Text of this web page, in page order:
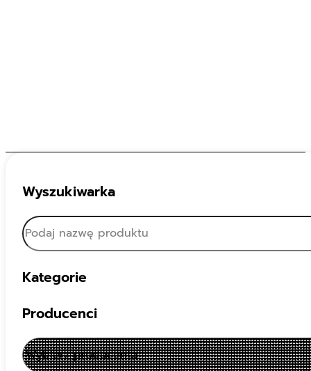
Wyszukiwarka
Kategorie
Producenci